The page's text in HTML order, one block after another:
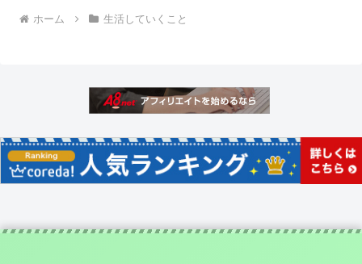
ホーム 生活していくこと